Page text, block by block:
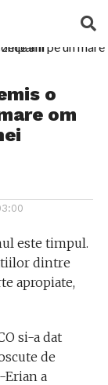
o
om
este timpul.
dintre
apropiate,
si-a dat
de
a